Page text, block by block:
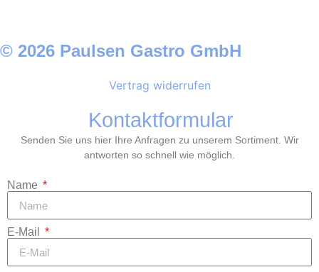
© 2026 Paulsen Gastro GmbH
Vertrag widerrufen
Kontaktformular
Senden Sie uns hier Ihre Anfragen zu unserem Sortiment. Wir
antworten so schnell wie möglich.
Name
E-Mail